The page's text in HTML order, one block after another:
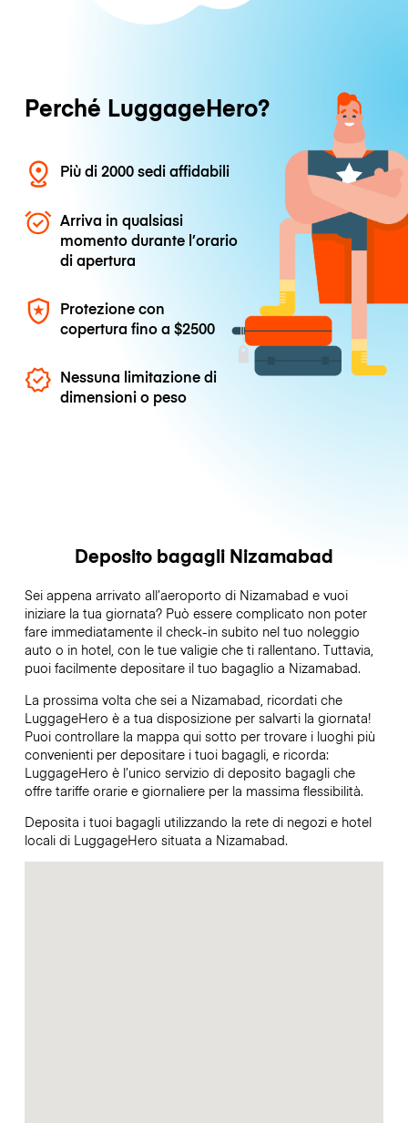
Perché LuggageHero?
Più di 2000 sedi affidabili
Arriva in qualsiasi
momento durante l’orario
di apertura
Protezione con
copertura fino a$2500
Nessuna limitazione di
dimensioni o peso
Deposito bagagli Nizamabad
Sei appena arrivato all’aeroporto di Nizamabad e vuoi
iniziare la tua giornata? Può essere complicato non poter
fare immediatamente il check-in subito nel tuo noleggio
auto o in hotel, con le tue valigie che ti rallentano. Tuttavia,
puoi facilmente depositare il tuo bagaglio a Nizamabad.
La prossima volta che sei a Nizamabad, ricordati che
LuggageHero è a tua disposizione per salvarti la giornata!
Puoi controllare la mappa qui sotto per trovare i luoghi più
convenienti per depositare i tuoi bagagli, e ricorda:
LuggageHero è l’unico servizio di deposito bagagli che
offre tariffe orarie e giornaliere per la massima flessibilità.
Deposita i tuoi bagagli utilizzando la rete di negozi e hotel
locali di LuggageHero situata a Nizamabad.